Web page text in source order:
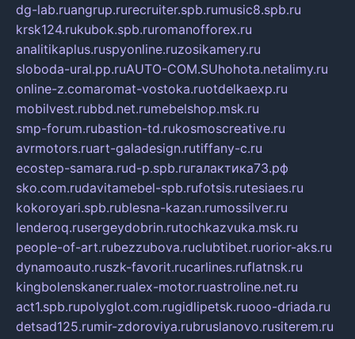
dg-lab.ruangrup.rurecruiter.spb.rumusic8.spb.ru
krsk124.rukubok.spb.ruromanofforex.ru
analitikaplus.ruspyonline.ruzosikamery.ru
sloboda-ural.pp.ruAUTO-COM.SUhohota.netalimy.ru
online-z.comaromat-vostoka.ruotdelkaexp.ru
mobilvest.rubbd.net.rumebelshop.msk.ru
smp-forum.rubastion-td.rukosmoscreative.ru
avrmotors.ruart-galadesign.rutiffany-c.ru
ecostep-samara.rud-p.spb.ruгалактика73.рф
sko.com.rudavitamebel-spb.rufotsis.rutesiaes.ru
kokoroyari.spb.rublesna-kazan.rumossilver.ru
lenderoq.rusergeydobrin.rutochkazvuka.msk.ru
people-of-art.rubezzubova.ruclubtibet.ruorior-aks.ru
dynamoauto.ruszk-favorit.rucarlines.ruflatnsk.ru
kingbolenskaner.rualex-motor.ruastroline.net.ru
act1.spb.rupolyglot.com.rugidlipetsk.ruooo-driada.ru
detsad125.rumir-zdoroviya.rubruslanovo.rusiterem.ru